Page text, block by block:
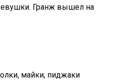
Гранж вышел на
майки, пиджаки